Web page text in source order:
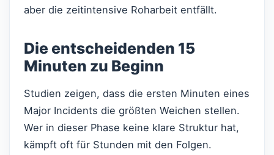
aber die zeitintensive Roharbeit entfällt.
Die entscheidenden 15
Minuten zu Beginn
Studien zeigen, dass die ersten Minuten eines
Major Incidents die größten Weichen stellen.
Wer in dieser Phase keine klare Struktur hat,
kämpft oft für Stunden mit den Folgen.